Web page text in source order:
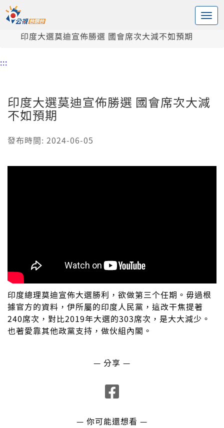
中央內容區塊
頭頁
印度大選莫迪宣佈勝選 國會席次大減不如預期
:::
印度大選莫迪宣佈勝選 國會席次大減
不如預期
發布時間: 2024-06-05
印度總理莫迪宣佈大選勝利，欲做第三个任期。毋過根
據官方的資料，伊所屬的印度人民黨，這改干焦提著
240席次，對比2019年大選的303席次，是大大減少。
也著愛靠其他政黨支持，做伙組內閣。
— 分享 —
— 你可能還想看 —